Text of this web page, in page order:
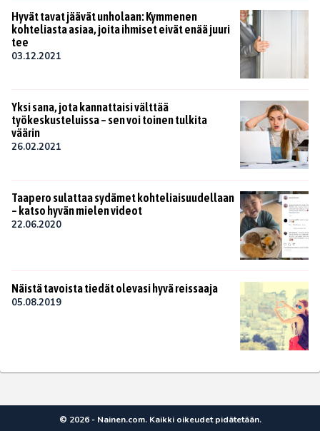
Hyvät tavat jäävät unholaan: Kymmenen
kohteliasta asiaa, joita ihmiset eivät enää juuri
tee
03.12.2021
Yksi sana, jota kannattaisi välttää
työkeskusteluissa – sen voi toinen tulkita
väärin
26.02.2021
Taapero sulattaa sydämet kohteliaisuudellaan
– katso hyvän mielen videot
22.06.2020
Näistä tavoista tiedät olevasi hyvä reissaaja
05.08.2019
© 2026 - Nainen.com. Kaikki oikeudet pidätetään.